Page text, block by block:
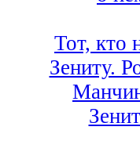
Тот, кто
Зениту.